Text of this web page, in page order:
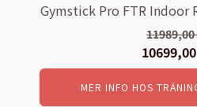
Gymstick Pro FTR Indoor
11989,00
Det
priset
10699,00
MER INFO HOS